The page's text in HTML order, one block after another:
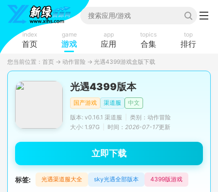
index
首页
game
游戏
app
应用
topics
合集
top
排行
您当前位置： 首页 → 动作冒险 → 光遇4399游戏盒版下载
光遇4399版本
国产游戏 渠道服
中文
版本: v0.16.1 渠道服
类别：动作冒险
大小: 1.97G
时间： 2026-07-17更新
立即下载
标签: 光遇渠道服大全 sky光遇全部版本 4399版游戏